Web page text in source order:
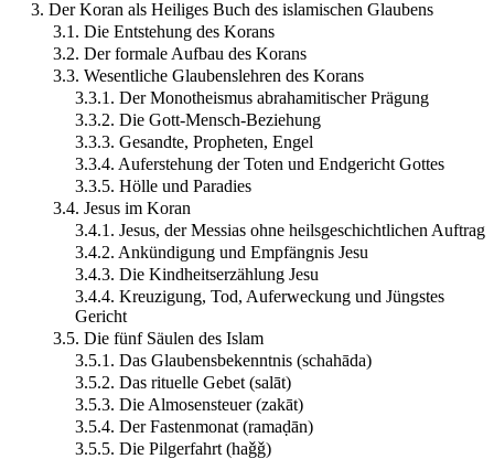
3. Der Koran als Heiliges Buch des islamischen Glaubens
3.1. Die Entstehung des Korans
3.2. Der formale Aufbau des Korans
3.3. Wesentliche Glaubenslehren des Korans
3.3.1. Der Monotheismus abrahamitischer Prägung
3.3.2. Die Gott-Mensch-Beziehung
3.3.3. Gesandte, Propheten, Engel
3.3.4. Auferstehung der Toten und Endgericht Gottes
3.3.5. Hölle und Paradies
3.4. Jesus im Koran
3.4.1. Jesus, der Messias ohne heilsgeschichtlichen Auftrag
3.4.2. Ankündigung und Empfängnis Jesu
3.4.3. Die Kindheitserzählung Jesu
3.4.4. Kreuzigung, Tod, Auferweckung und Jüngstes
Gericht
3.5. Die fünf Säulen des Islam
3.5.1. Das Glaubensbekenntnis (schahāda)
3.5.2. Das rituelle Gebet (salāt)
3.5.3. Die Almosensteuer (zakāt)
3.5.4. Der Fastenmonat (ramaḍān)
3.5.5. Die Pilgerfahrt (haǧǧ)